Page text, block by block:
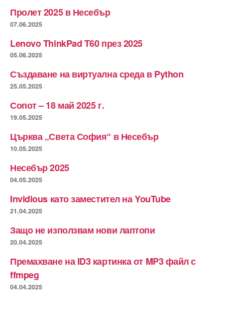
Пролет 2025 в Несебър
07.06.2025
Lenovo ThinkPad T60 през 2025
05.06.2025
Създаване на виртуална среда в Python
25.05.2025
Сопот – 18 май 2025 г.
19.05.2025
Църква „Света София“ в Несебър
10.05.2025
Несебър 2025
04.05.2025
Invidious като заместител на YouTube
21.04.2025
Защо не използвам нови лаптопи
20.04.2025
Премахване на ID3 картинка от MP3 файл с
ffmpeg
04.04.2025